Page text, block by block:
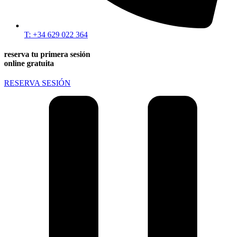
T: +34 629 022 364
reserva tu primera sesión
online gratuita
RESERVA SESIÓN